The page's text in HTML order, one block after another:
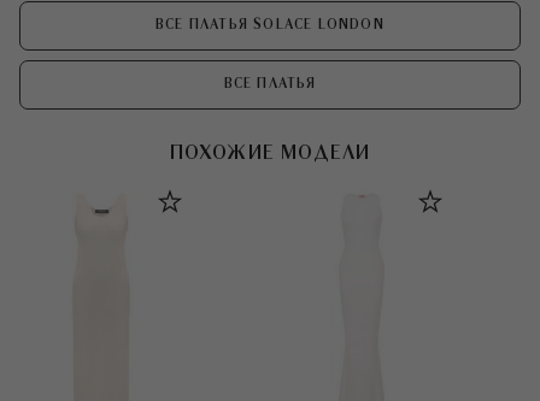
ВСЕ ПЛАТЬЯ SOLACE LONDON
ВСЕ ПЛАТЬЯ
ПОХОЖИЕ МОДЕЛИ